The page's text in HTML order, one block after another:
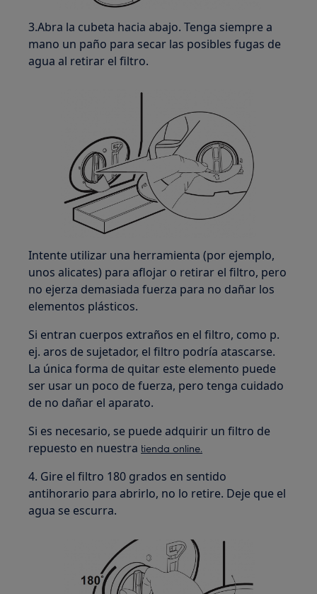
3.Abra la cubeta hacia abajo. Tenga siempre a
mano un paño para secar las posibles fugas de
agua al retirar el filtro.
Intente utilizar una herramienta (por ejemplo,
unos alicates) para aflojar o retirar el filtro, pero
no ejerza demasiada fuerza para no dañar los
elementos plásticos.
Si entran cuerpos extraños en el filtro, como p.
ej. aros de sujetador, el filtro podría atascarse.
La única forma de quitar este elemento puede
ser usar un poco de fuerza, pero tenga cuidado
de no dañar el aparato.
Si es necesario, se puede adquirir un filtro de
repuesto en nuestra tienda online.
4. Gire el filtro 180 grados en sentido
antihorario para abrirlo, no lo retire. Deje que el
agua se escurra.